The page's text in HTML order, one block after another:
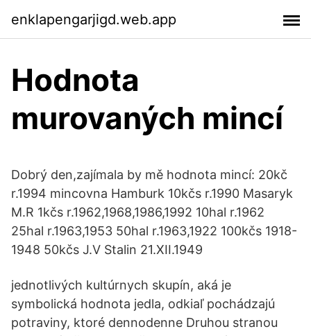
enklapengarjigd.web.app
Hodnota
murovaných mincí
Dobrý den,zajímala by mě hodnota mincí: 20kč
r.1994 mincovna Hamburk 10kčs r.1990 Masaryk
M.R 1kčs r.1962,1968,1986,1992 10hal r.1962
25hal r.1963,1953 50hal r.1963,1922 100kčs 1918-
1948 50kčs J.V Stalin 21.XII.1949
jednotlivých kultúrnych skupín, aká je
symbolická hodnota jedla, odkiaľ pochádzajú
potraviny, ktoré dennodenne Druhou stranou